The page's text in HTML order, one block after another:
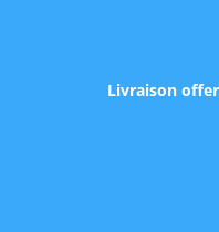
Livraison